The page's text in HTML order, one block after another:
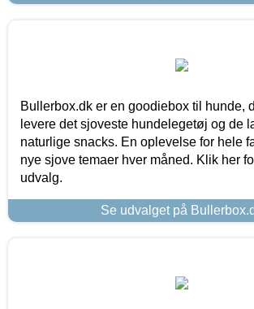
Bullerbox.dk er en goodiebox til hunde,
levere det sjoveste hundelegetøj og de
naturlige snacks. En oplevelse for hele
nye sjove temaer hver måned. Klik her
udvalg.
Se udvalget på